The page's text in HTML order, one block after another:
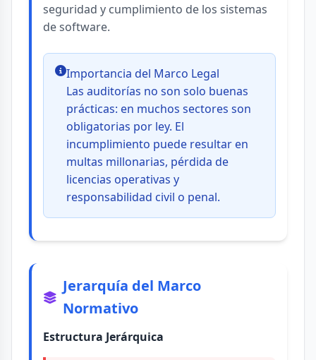
seguridad y cumplimiento de los sistemas
de software.
Importancia del Marco Legal
Las auditorías no son solo buenas
prácticas: en muchos sectores son
obligatorias por ley. El
incumplimiento puede resultar en
multas millonarias, pérdida de
licencias operativas y
responsabilidad civil o penal.
Jerarquía del Marco
Normativo
Estructura Jerárquica